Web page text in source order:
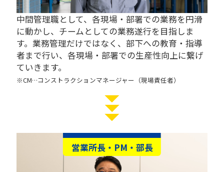
中間管理職として、各現場・部署での業務を円滑
に動かし、チームとしての業務遂行を目指しま
す。業務管理だけではなく、部下への教育・指導
者まで行い、各現場・部署での生産性向上に繋げ
ていきます。
※CM…コンストラクションマネージャー（現場責任者）
営業所長・PM・部長